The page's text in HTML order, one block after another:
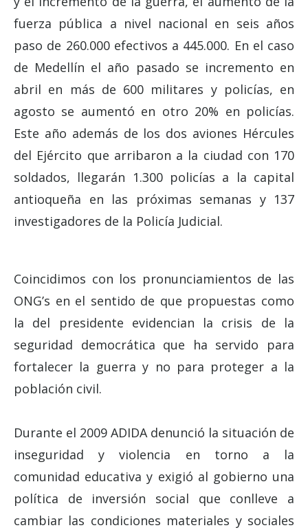
fuerza pública a nivel nacional en seis años
paso de 260.000 efectivos a 445.000. En el caso
de Medellín el año pasado se incremento en
abril en más de 600 militares y policías, en
agosto se aumentó en otro 20% en policías.
Este año además de los dos aviones Hércules
del Ejército que arribaron a la ciudad con 170
soldados, llegarán 1.300 policías a la capital
antioqueña en las próximas semanas y 137
investigadores de la Policía Judicial.
Coincidimos con los pronunciamientos de las
ONG’s en el sentido de que propuestas como
la del presidente evidencian la crisis de la
seguridad democrática que ha servido para
fortalecer la guerra y no para proteger a la
población civil.
Durante el 2009 ADIDA denunció la situación de
inseguridad y violencia en torno a la
comunidad educativa y exigió al gobierno una
política de inversión social que conlleve a
cambiar las condiciones materiales y sociales